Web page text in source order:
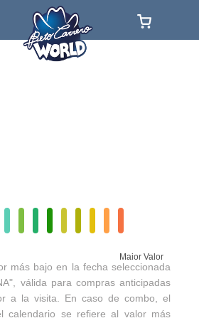
Maior Valor
más bajo en la fecha seleccionada
válida para compras anticipadas
a la visita. En caso de combo, el
calendario se refiere al valor más